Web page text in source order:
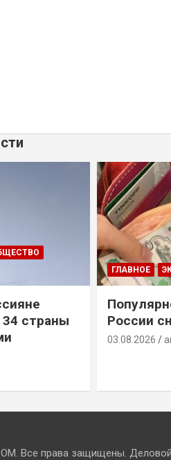
страны
ГЛАВНОЕ
России
03.08.2026
Все права защищены.